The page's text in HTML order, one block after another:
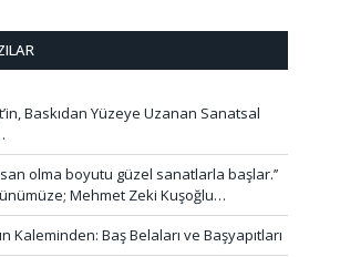
Baskıdan Yüzeye Uzanan Sanatsal
olma boyutu güzel sanatlarla başlar.’’
Mehmet Zeki Kuşoğlu…
Kaleminden: Baş Belaları ve Başyapıtları